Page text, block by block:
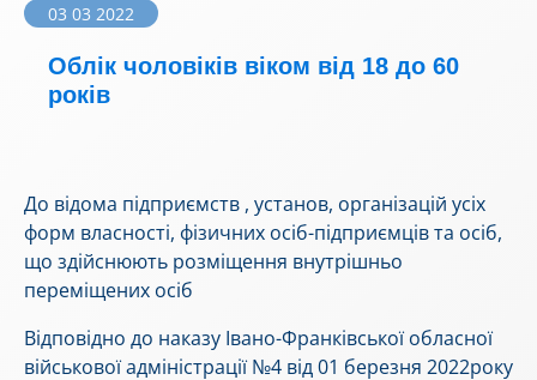
03 03 2022
Облік чоловіків віком від 18 до 60
років
До відома підприємств , установ, організацій усіх
форм власності, фізичних осіб-підприємців та осіб,
що здійснюють розміщення внутрішньо
переміщених осіб
Відповідно до наказу Івано-Франківської обласної
військової адміністрації №4 від 01 березня 2022року